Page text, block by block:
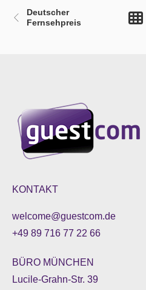
Deutscher
Fernsehpreis
KONTAKT
welcome@guestcom.de
+49 89 716 77 22 66
BÜRO MÜNCHEN
Lucile-Grahn-Str. 39